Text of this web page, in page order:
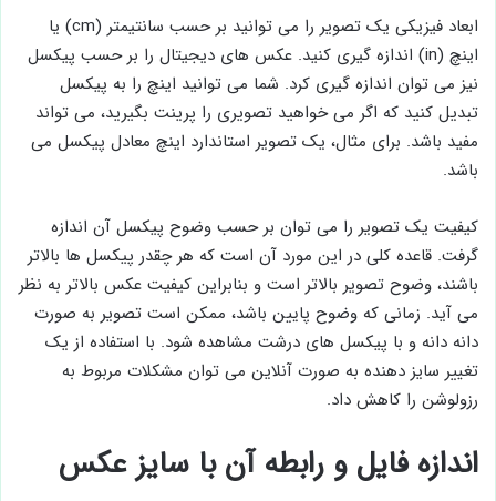
ابعاد فیزیکی یک تصویر را می توانید بر حسب سانتیمتر (cm) یا
اینچ (in) اندازه گیری کنید. عکس های دیجیتال را بر حسب پیکسل
نیز می توان اندازه گیری کرد. شما می توانید اینچ را به پیکسل
تبدیل کنید که اگر می خواهید تصویری را پرینت بگیرید، می تواند
مفید باشد. برای مثال، یک تصویر استاندارد اینچ معادل پیکسل می
باشد.
کیفیت یک تصویر را می توان بر حسب وضوح پیکسل آن اندازه
گرفت. قاعده کلی در این مورد آن است که هر چقدر پیکسل ها بالاتر
باشند، وضوح تصویر بالاتر است و بنابراین کیفیت عکس بالاتر به نظر
می آید. زمانی که وضوح پایین باشد، ممکن است تصویر به صورت
دانه دانه و با پیکسل های درشت مشاهده شود. با استفاده از یک
تغییر سایز دهنده به صورت آنلاین می توان مشکلات مربوط به
رزولوشن را کاهش داد.
اندازه فایل و رابطه آن با سایز عکس